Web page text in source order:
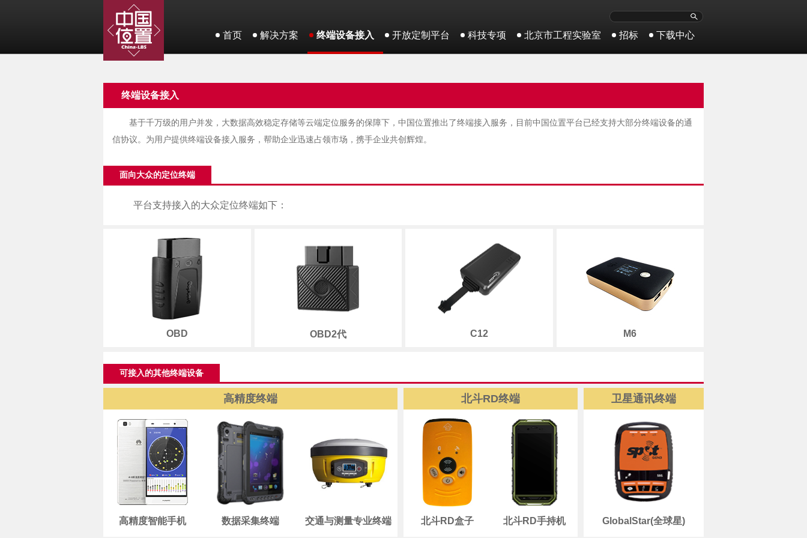
首页 解决方案 终端设备接入 开放定制平台 科技专项 北京市工程实验室 招标 下载中心
终端设备接入
基于千万级的用户并发，大数据高效稳定存储等云端定位服务的保障下，中国位置推出了终端接入服务，目前中国位置平台已经支持大部分终端设备的通
信协议。为用户提供终端设备接入服务，帮助企业迅速占领市场，携手企业共创辉煌。
面向大众的定位终端
平台支持接入的大众定位终端如下：
OBD OBD2代 C12 M6
可接入的其他终端设备
高精度终端
高精度智能手机 数据采集终端 交通与测量专业终端
北斗RD终端
北斗RD盒子 北斗RD手持机
卫星通讯终端
GlobalStar(全球星)